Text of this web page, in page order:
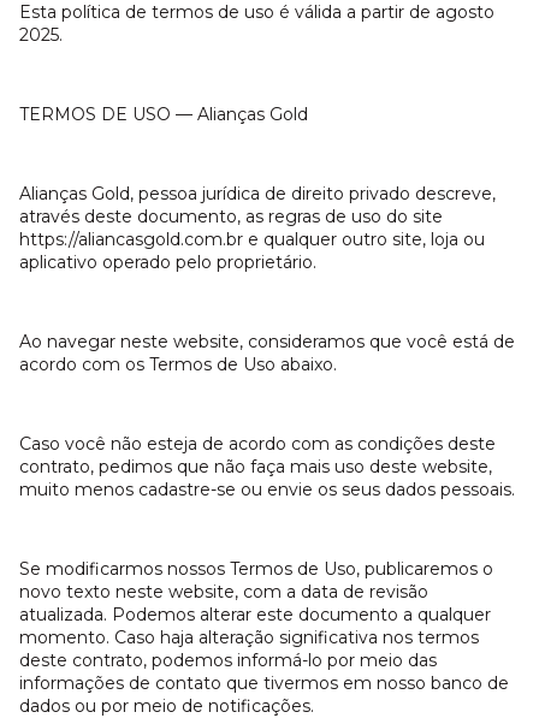
Esta política de termos de uso é válida a partir de agosto
2025.
TERMOS DE USO — Alianças Gold
Alianças Gold, pessoa jurídica de direito privado descreve,
através deste documento, as regras de uso do site
https://aliancasgold.com.br e qualquer outro site, loja ou
aplicativo operado pelo proprietário.
Ao navegar neste website, consideramos que você está de
acordo com os Termos de Uso abaixo.
Caso você não esteja de acordo com as condições deste
contrato, pedimos que não faça mais uso deste website,
muito menos cadastre-se ou envie os seus dados pessoais.
Se modificarmos nossos Termos de Uso, publicaremos o
novo texto neste website, com a data de revisão
atualizada. Podemos alterar este documento a qualquer
momento. Caso haja alteração significativa nos termos
deste contrato, podemos informá-lo por meio das
informações de contato que tivermos em nosso banco de
dados ou por meio de notificações.